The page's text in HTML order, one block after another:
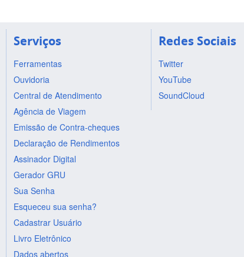
Serviços
Ferramentas
Ouvidoria
Central de Atendimento
Agência de Viagem
Emissão de Contra-cheques
Declaração de Rendimentos
Assinador Digital
Gerador GRU
Sua Senha
Esqueceu sua senha?
Cadastrar Usuário
Livro Eletrônico
Dados abertos
Redes Sociais
Twitter
YouTube
SoundCloud